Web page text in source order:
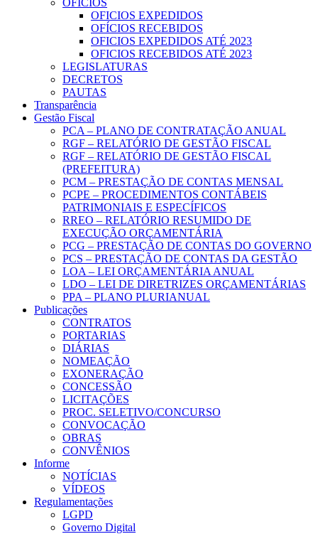
OFICIOS
OFICIOS EXPEDIDOS
OFÍCIOS RECEBIDOS
OFICIOS EXPEDIDOS ATÉ 2023
OFICIOS RECEBIDOS ATÉ 2023
LEGISLATURAS
DECRETOS
PAUTAS
Transparência
Gestão Fiscal
PCA – PLANO DE CONTRATAÇÃO ANUAL
RGF – RELATÓRIO DE GESTÃO FISCAL
RGF – RELATÓRIO DE GESTÃO FISCAL
(PREFEITURA)
PCM – PRESTAÇÃO DE CONTAS MENSAL
PCPE – PROCEDIMENTOS CONTÁBEIS
PATRIMONIAIS E ESPECÍFICOS
RREO – RELATÓRIO RESUMIDO DE
EXECUÇÃO ORÇAMENTÁRIA
PCG – PRESTAÇÃO DE CONTAS DO GOVERNO
PCS – PRESTAÇÃO DE CONTAS DA GESTÃO
LOA – LEI ORÇAMENTÁRIA ANUAL
LDO – LEI DE DIRETRIZES ORÇAMENTÁRIAS
PPA – PLANO PLURIANUAL
Publicações
CONTRATOS
PORTARIAS
DIÁRIAS
NOMEAÇÃO
EXONERAÇÃO
CONCESSÃO
LICITAÇÕES
PROC. SELETIVO/CONCURSO
CONVOCAÇÃO
OBRAS
CONVÊNIOS
Informe
NOTÍCIAS
VÍDEOS
Regulamentações
LGPD
Governo Digital